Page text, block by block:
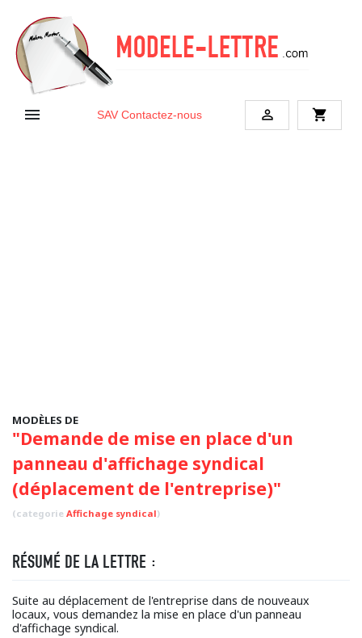
 SAV Contactez-nous  shopping_cart
MODÈLES DE
"Demande de mise en place d'un
panneau d'affichage syndical
(déplacement de l'entreprise)"
(categorie Affichage syndical)
RÉSUMÉ DE LA LETTRE :
Suite au déplacement de l'entreprise dans de nouveaux
locaux, vous demandez la mise en place d'un panneau
d'affichage syndical.